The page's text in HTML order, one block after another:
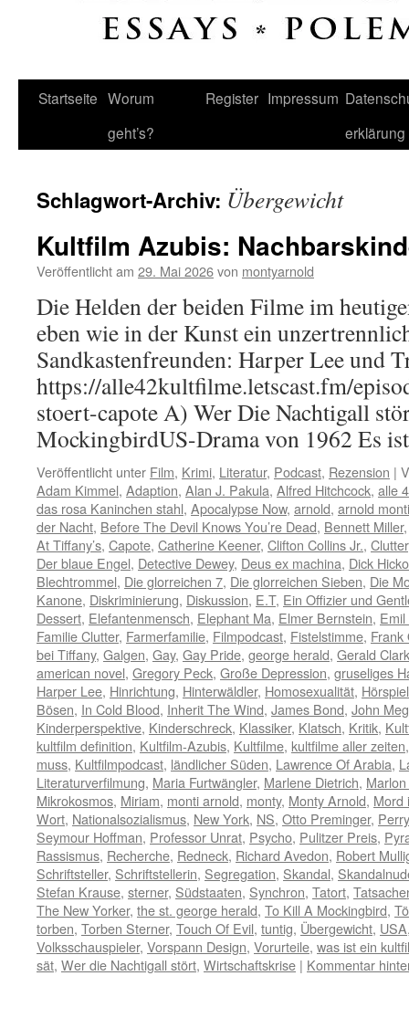
Startseite Worum
geht’s?
Register Impressum
erklärung
Schlagwort-Archiv: Übergewicht
Kultfilm Azubis:
Veröffentlicht am 29. Mai 2026von montyarnold
Die Helden der beiden Filme im
eben wie in der Kunst ein
Sandkastenfreunden: Harper Lee und
https://alle42kultfilme.letscast.fm/
stoert-capote A) Wer Die Nachtigall
MockingbirdUS-Drama von 1962 Es
Veröffentlicht unter Film, Krimi, Literatur, Podcast, Rezension |
Adam Kimmel, Adaption, Alan J. Pakula, Alfred Hitchcock, alle
das rosa Kaninchen stahl, Apocalypse Now, arnold, arnold monti
der Nacht, Before The Devil Knows You’re Dead, Bennett Miller
At Tiffany’s, Capote, Catherine Keener, Clifton Collins Jr., Clutter
Der blaue Engel, Detective Dewey, Deus ex machina, Dick
Blechtrommel, Die glorreichen 7, Die glorreichen Sieben, Die
Kanone, Diskriminierung, Diskussion, E.T, Ein Offizier und
Dessert, Elefantenmensch, Elephant Ma, Elmer Bernstein,
Familie Clutter, Farmerfamilie, Filmpodcast, Fistelstimme, Frank
bei Tiffany, Galgen, Gay, Gay Pride, george herald, Gerald
american novel, Gregory Peck, Große Depression, gruseliges
Harper Lee, Hinrichtung, Hinterwäldler, Homosexualität, Hörspiel
Bösen, In Cold Blood, Inherit The Wind, James Bond, John
Kinderperspektive, Kinderschreck, Klassiker, Klatsch, Kritik,
kultfilm definition, Kultfilm-Azubis, Kultfilme, kultfilme aller zeiten
muss, Kultfilmpodcast, ländlicher Süden, Lawrence Of Arabia,
Literaturverfilmung, Maria Furtwängler, Marlene Dietrich,
Mikrokosmos, Miriam, monti arnold, monty, Monty Arnold, Mord
Wort, Nationalsozialismus, New York, NS, Otto Preminger,
Seymour Hoffman, Professor Unrat, Psycho, Pulitzer Preis,
Rassismus, Recherche, Redneck, Richard Avedon, Robert
Schriftsteller, Schriftstellerin, Segregation, Skandal,
Stefan Krause, sterner, Südstaaten, Synchron, Tatort,
The New Yorker, the st. george herald, To Kill A Mockingbird,
torben, Torben Sterner, Touch Of Evil, tuntig, Übergewicht, USA
Volksschauspieler, Vorspann Design, Vorurteile, was ist ein
sät, Wer die Nachtigall stört, Wirtschaftskrise | Kommentar